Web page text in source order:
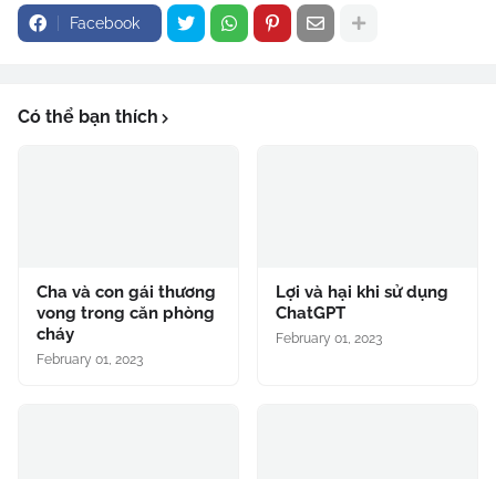
Facebook
Có thể bạn thích
Cha và con gái thương
vong trong căn phòng
cháy
February 01, 2023
Lợi và hại khi sử dụng
ChatGPT
February 01, 2023